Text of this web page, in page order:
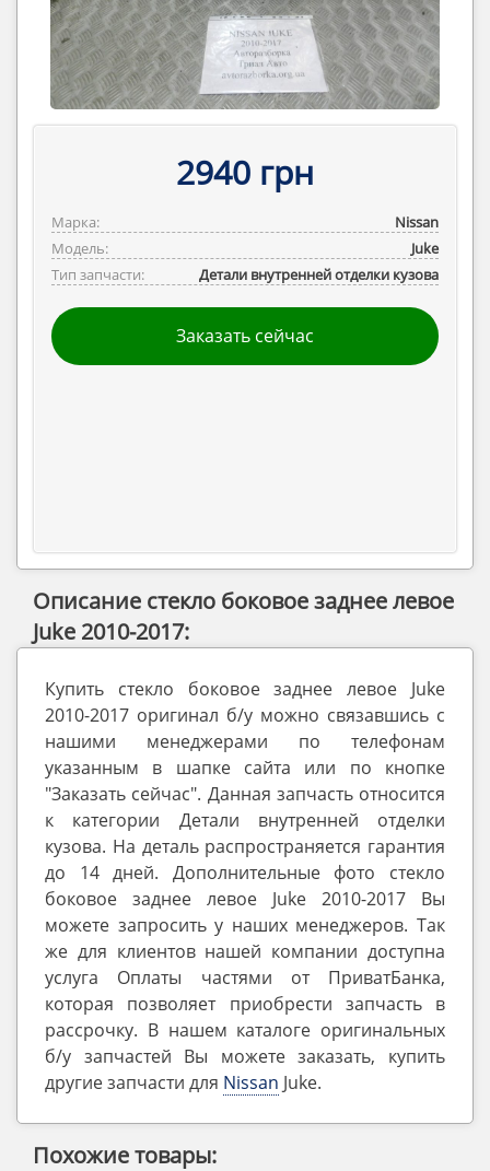
2940 грн
Марка:
Nissan
Модель:
Juke
Тип запчасти:
Детали внутренней отделки кузова
Заказать сейчас
Описание стекло боковое заднее левое
Juke 2010-2017:
Купить стекло боковое заднее левое Juke
2010-2017 оригинал б/у можно связавшись с
нашими менеджерами по телефонам
указанным в шапке сайта или по кнопке
"Заказать сейчас". Данная запчасть относится
к категории Детали внутренней отделки
кузова. На деталь распространяется гарантия
до 14 дней. Дополнительные фото стекло
боковое заднее левое Juke 2010-2017 Вы
можете запросить у наших менеджеров. Так
же для клиентов нашей компании доступна
услуга Оплаты частями от ПриватБанка,
которая позволяет приобрести запчасть в
рассрочку. В нашем каталоге оригинальных
б/у запчастей Вы можете заказать, купить
другие запчасти для Nissan Juke.
Похожие товары: